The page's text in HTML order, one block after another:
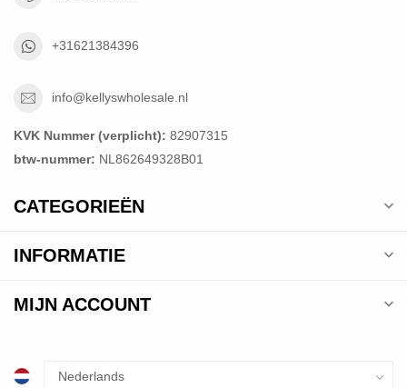
+31621384396
info@kellyswholesale.nl
KVK Nummer (verplicht): 82907315
btw-nummer: NL862649328B01
CATEGORIEËN
INFORMATIE
MIJN ACCOUNT